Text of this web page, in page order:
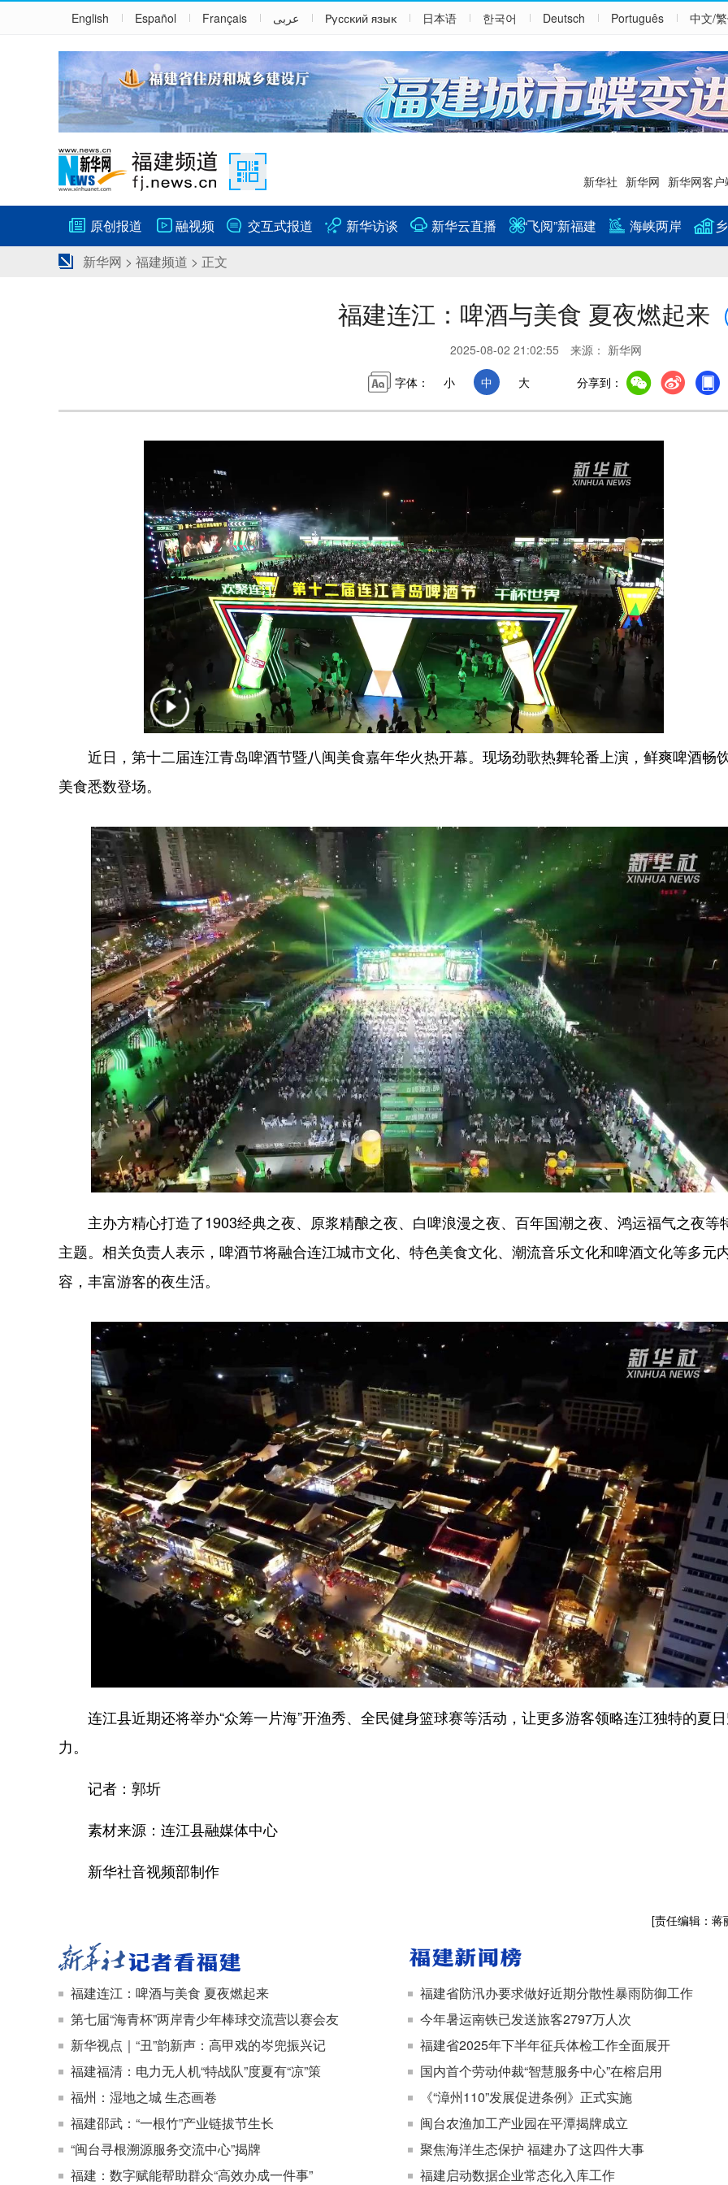
English Español Français عربى Русский язык 日本语 한국어 Deutsch Português 中文/
新华社 新华网 新华网客户
原创报道 融视频 交互式报道 新华访谈 新华云直播 “飞阅”新福建 海峡两岸
新华网 > 福建频道 > 正文
福建连江：啤酒与美食 夏夜燃起来
2025-08-02 21:02:55 来源： 新华网
字体：
小 中 大 分享到：
近日，第十二届连江青岛啤酒节暨八闽美食嘉年华火热开幕。现场劲歌热舞轮番上演，鲜爽啤酒畅
美食悉数登场。
主办方精心打造了1903经典之夜、原浆精酿之夜、白啤浪漫之夜、百年国潮之夜、鸿运福气之夜等
主题。相关负责人表示，啤酒节将融合连江城市文化、特色美食文化、潮流音乐文化和啤酒文化等多元
容，丰富游客的夜生活。
连江县近期还将举办“众筹一片海”开渔秀、全民健身篮球赛等活动，让更多游客领略连江独特的夏
力。
记者：郭圻
素材来源：连江县融媒体中心
新华社音视频部制作
[责任编辑：蒋
福建连江：啤酒与美食 夏夜燃起来
第七届“海青杯”两岸青少年棒球交流营以赛会友
新华视点｜“丑”韵新声：高甲戏的岑兜振兴记
福建福清：电力无人机“特战队”度夏有“凉”策
福州：湿地之城 生态画卷
福建邵武：“一根竹”产业链拔节生长
“闽台寻根溯源服务交流中心”揭牌
福建：数字赋能帮助群众“高效办成一件事”
福建省防汛办要求做好近期分散性暴雨防御工作
今年暑运南铁已发送旅客2797万人次
福建省2025年下半年征兵体检工作全面展开
国内首个劳动仲裁“智慧服务中心”在榕启用
《“漳州110”发展促进条例》正式实施
闽台农渔加工产业园在平潭揭牌成立
聚焦海洋生态保护 福建办了这四件大事
福建启动数据企业常态化入库工作